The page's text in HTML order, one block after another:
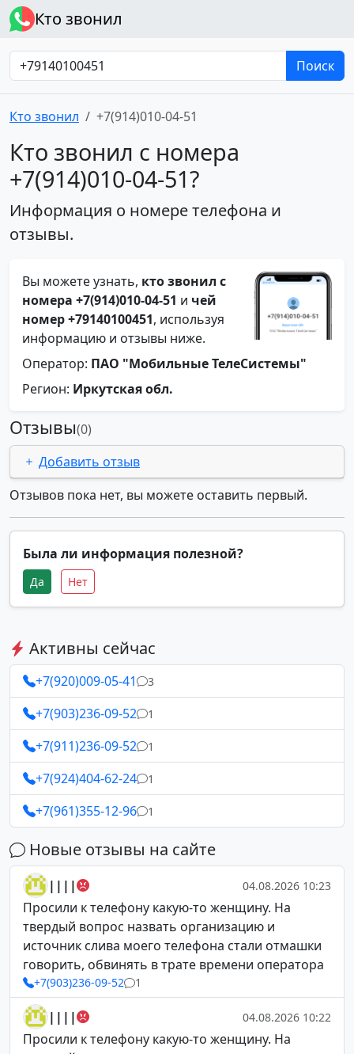
Кто звонил
Поиск
Кто звонил +7(914)010-04-51
Кто звонил с номера
+7(914)010-04-51?
Информация о номере телефона и
отзывы.
Вы можете узнать, кто звонил с
номера +7(914)010-04-51 и чей
номер +79140100451, используя
информацию и отзывы ниже.
Оператор: ПАО "Мобильные ТелеСистемы"
Регион: Иркутская обл.
Отзывы(0)
Добавить отзыв
Отзывов пока нет, вы можете оставить первый.
Была ли информация полезной?
Да Нет
Активны сейчас
+7(920)009-05-41 3
+7(903)236-09-52 1
+7(911)236-09-52 1
+7(924)404-62-24 1
+7(961)355-12-96 1
Новые отзывы на сайте
|||| 04.08.2026 10:23
Просили к телефону какую-то женщину. На
твердый вопрос назвать организацию и
источник слива моего телефона стали отмашки
говорить, обвинять в трате времени оператора
+7(903)236-09-52 1
|||| 04.08.2026 10:22
Просили к телефону какую-то женщину. На